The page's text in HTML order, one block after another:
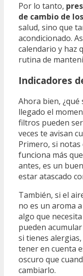
Por lo tanto,
de cambio de
salud, sino que
acondicionado.
calendario y haz
rutina de
Indicadores
Ahora bien, ¿qué
llegado el
filtros pueden
veces te avisan
Primero, si
funciona más
antes, es un
estar atascado
También, si el
no es un aroma
algo que
pueden
si tienes
tener en cuenta
oscuro que
cambiarlo.